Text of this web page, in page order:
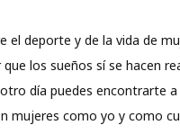
el deporte y de la vida de
los sueños sí se hacen
día puedes encontrarte
mujeres como yo y como